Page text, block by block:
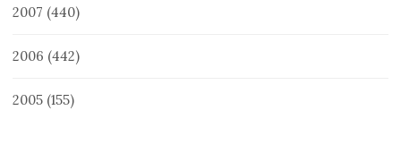
2007 (440)
2006 (442)
2005 (155)